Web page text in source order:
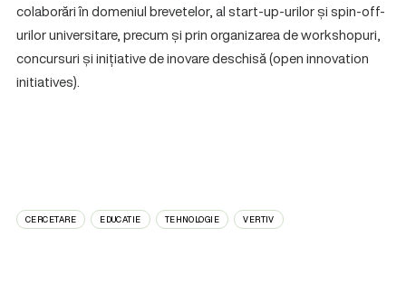
colaborări în domeniul brevetelor, al start-up-urilor și spin-off-
urilor universitare, precum și prin organizarea de workshopuri,
concursuri și inițiative de inovare deschisă (open innovation
initiatives).
CERCETARE EDUCATIE TEHNOLOGIE VERTIV